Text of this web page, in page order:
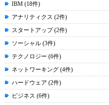
IBM (18件)
アナリティクス (2件)
スタートアップ (2件)
ソーシャル (3件)
テクノロジー (6件)
ネットワーキング (4件)
ハードウェア (2件)
ビジネス (6件)